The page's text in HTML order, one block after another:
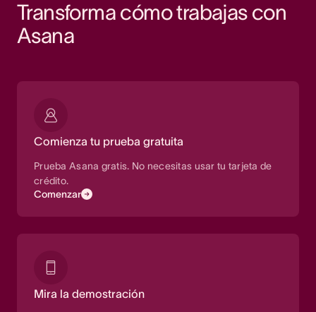
Transforma cómo trabajas con
Asana
Comienza tu prueba gratuita
Prueba Asana gratis. No necesitas usar tu tarjeta de
crédito.
Comenzar
Mira la demostración